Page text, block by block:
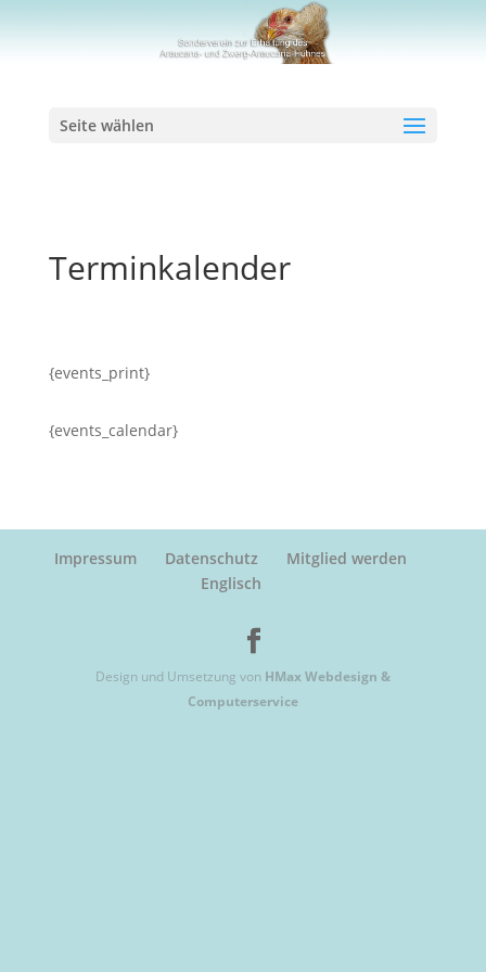
Seite wählen
Terminkalender
{events_print}
{events_calendar}
Impressum Datenschutz
Mitglied werden
Englisch
Design und Umsetzung von HMax Webdesign &
Computerservice